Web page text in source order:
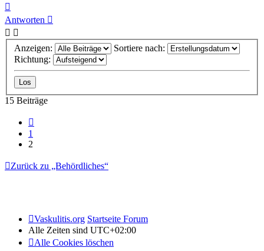
oben
Antworten
Anzeigen:
Sortiere nach:
Richtung:
15 Beiträge
1
2
Zurück zu „Behördliches“
Vaskulitis.org Startseite Forum
Alle Zeiten sind UTC+02:00
Alle Cookies löschen